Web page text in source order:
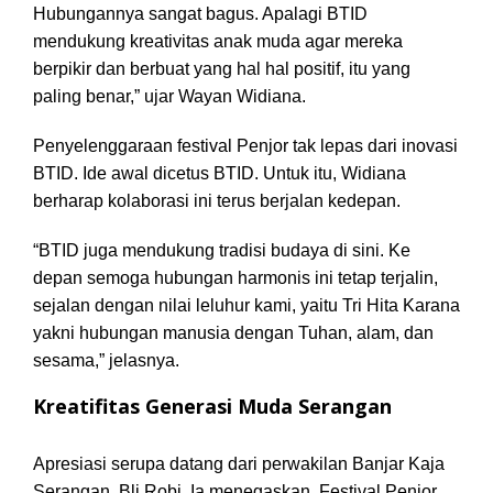
Hubungannya sangat bagus. Apalagi BTID
mendukung kreativitas anak muda agar mereka
berpikir dan berbuat yang hal hal positif, itu yang
paling benar,” ujar Wayan Widiana.
Penyelenggaraan festival Penjor tak lepas dari inovasi
BTID. Ide awal dicetus BTID. Untuk itu, Widiana
berharap kolaborasi ini terus berjalan kedepan.
“BTID juga mendukung tradisi budaya di sini. Ke
depan semoga hubungan harmonis ini tetap terjalin,
sejalan dengan nilai leluhur kami, yaitu Tri Hita Karana
yakni hubungan manusia dengan Tuhan, alam, dan
sesama,” jelasnya.
Kreatifitas Generasi Muda Serangan
Apresiasi serupa datang dari perwakilan Banjar Kaja